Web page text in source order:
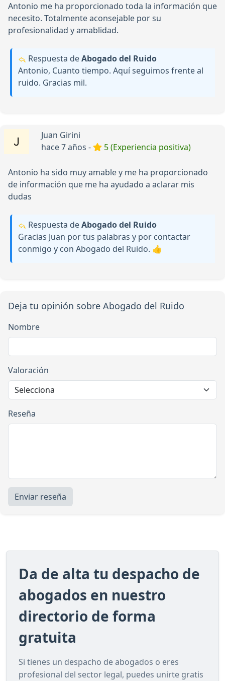
Antonio me ha proporcionado toda la información que
necesito. Totalmente aconsejable por su
profesionalidad y amablidad.
Respuesta deAbogado del Ruido
Antonio, Cuanto tiempo. Aquí seguimos frente al
ruido. Gracias mil.
Juan Girini
hace 7 años -
5 (Experiencia positiva)
Antonio ha sido muy amable y me ha proporcionado
de información que me ha ayudado a aclarar mis
dudas
Respuesta deAbogado del Ruido
Gracias Juan por tus palabras y por contactar
conmigo y con Abogado del Ruido. 👍
Deja tu opinión sobre Abogado del Ruido
Nombre
Valoración
Reseña
Enviar reseña
Da de alta tu despacho de
abogados en nuestro
directorio de forma
gratuita
Si tienes un despacho de abogados o eres
profesional del sector legal, puedes unirte gratis